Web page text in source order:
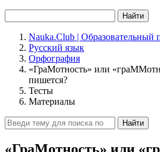
Найти
Nauka.Club | Образовательный
Русский язык
Орфография
«ГраМотность» или
пишется?
Тесты
Материалы
Найти